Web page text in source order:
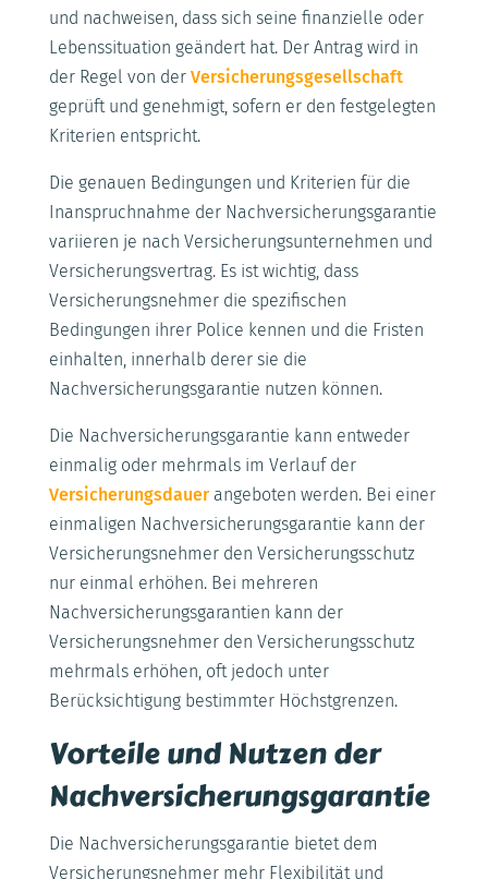
und nachweisen, dass sich seine finanzielle oder
Lebenssituation geändert hat. Der Antrag wird in
der Regel von der Versicherungsgesellschaft
geprüft und genehmigt, sofern er den festgelegten
Kriterien entspricht.
Die genauen Bedingungen und Kriterien für die
Inanspruchnahme der Nachversicherungsgarantie
variieren je nach Versicherungsunternehmen und
Versicherungsvertrag. Es ist wichtig, dass
Versicherungsnehmer die spezifischen
Bedingungen ihrer Police kennen und die Fristen
einhalten, innerhalb derer sie die
Nachversicherungsgarantie nutzen können.
Die Nachversicherungsgarantie kann entweder
einmalig oder mehrmals im Verlauf der
Versicherungsdauerangeboten werden. Bei einer
einmaligen Nachversicherungsgarantie kann der
Versicherungsnehmer den Versicherungsschutz
nur einmal erhöhen. Bei mehreren
Nachversicherungsgarantien kann der
Versicherungsnehmer den Versicherungsschutz
mehrmals erhöhen, oft jedoch unter
Berücksichtigung bestimmter Höchstgrenzen.
Vorteile und Nutzen der
Nachversicherungsgarantie
Die Nachversicherungsgarantie bietet dem
Versicherungsnehmer mehr Flexibilität und